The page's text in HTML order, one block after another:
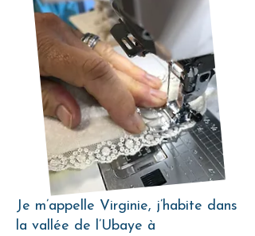
Je m’appelle Virginie, j’habite dans
la vallée de l’Ubaye à